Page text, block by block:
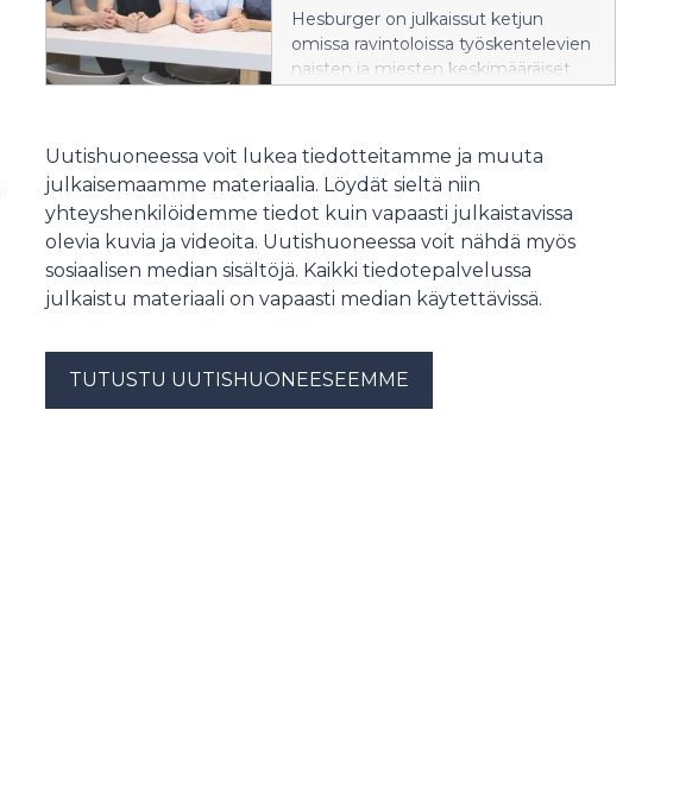
enemmän.
Hesburger on julkaissut ketjun
omissa ravintoloissa työskentelevien
naisten ja miesten keskimääräiset
kymmenestä työntekijästä kokee
palkkatasa-arvon toteutuvan
työpaikallaan.
Uutishuoneessa voit lukea tiedotteitamme ja muuta
julkaisemaamme materiaalia. Löydät sieltä niin
yhteyshenkilöidemme tiedot kuin vapaasti julkaistavissa
olevia kuvia ja videoita. Uutishuoneessa voit nähdä myös
sosiaalisen median sisältöjä. Kaikki tiedotepalvelussa
julkaistu materiaali on vapaasti median käytettävissä.
TUTUSTU UUTISHUONEESEEMME